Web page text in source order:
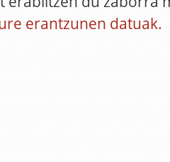
erantzunen datuak.